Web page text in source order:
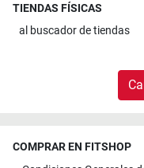
TIENDAS FÍSICAS
al buscador de tiendas
COMPRAR EN FITSHOP